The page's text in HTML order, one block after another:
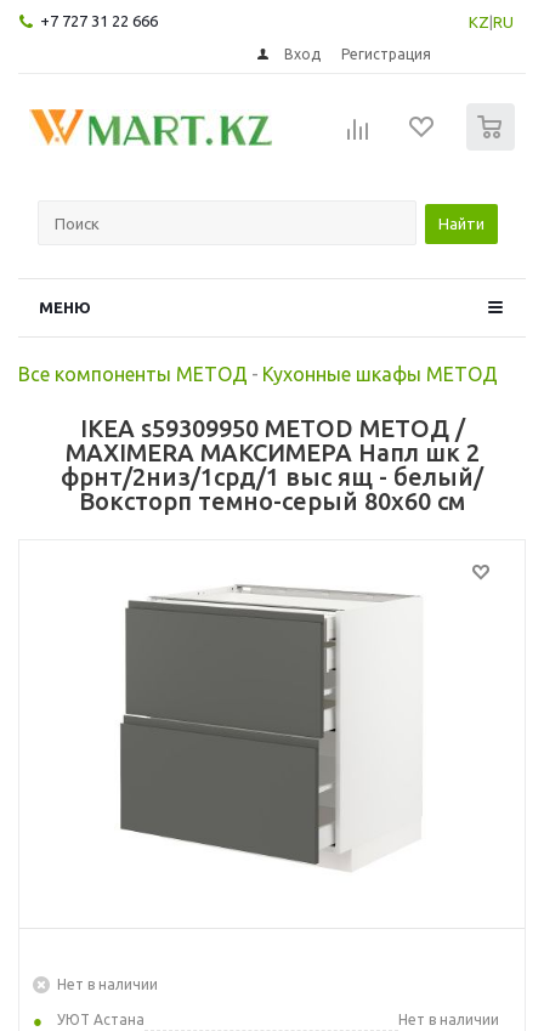
+7 727 31 22 666 KZ RU
Вход Регистрация
Найти
МЕНЮ
Все компоненты МЕТОД - Кухонные шкафы МЕТОД
IKEA s59309950 METOD МЕТОД /
MAXIMERA МАКСИМЕРА Напл шк 2
фрнт/2низ/1срд/1 выс ящ - белый/
Воксторп темно-серый 80x60 см
Нет в наличии
УЮТ Астана
Нет в наличии